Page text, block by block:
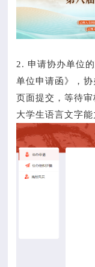
2. 申请协办单位
单位申请函》，
页面提交，等待审
大学生语言文字